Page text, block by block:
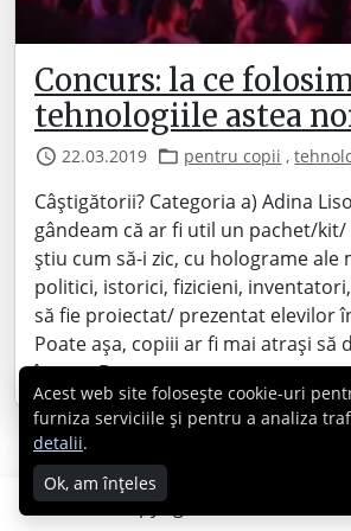
Concurs: la ce
tehnologiile astea
22.03.2019 pentru copii ,
Câștigătorii? Categoria a) Adina
gândeam că ar fi util un pachet/kit/
știu cum să-i zic, cu holograme ale
politici, istorici, fizicieni,
să fie proiectat/ prezentat elevilor
Poate așa, copiii ar fi mai atrași să
învețe. Da,…
Copyright © 2007 - 2026
Acest web site folosește cookie-uri
furniza serviciile și pentru a analiza
detalii.
Ok, am înțeles